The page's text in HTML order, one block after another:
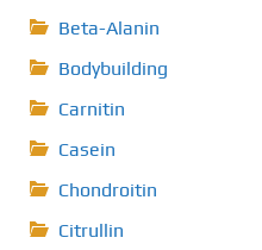
Beta-Alanin
Bodybuilding
Carnitin
Casein
Chondroitin
Citrullin